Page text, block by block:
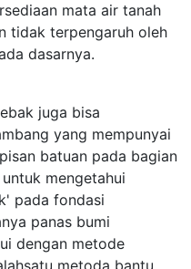
mata air tanah
tidak terpengaruh oleh
dasarnya.
juga bisa
yang mempunyai
batuan pada bagian
mengetahui
pada fondasi
panas bumi
dengan metode
metoda bantu